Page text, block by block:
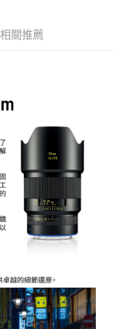
付方式。 讓您購物簡單
轉至「AFTEE先享後付」
結帳。
連結，可透過四大超商／
易完成。
您需要取消訂單，請聯絡
有效，需透過AFTEE先享
面顯示為準，若有關於
相關推薦